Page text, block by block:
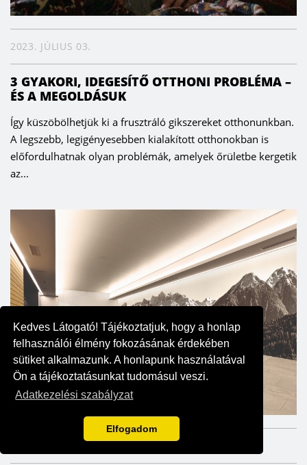
Kedves Látogató! Tájékoztatjuk, hogy a honlap
felhasználói élmény fokozásának érdekében
sütiket alkalmazunk. A honlapunk használatával
Ön a tájékoztatásunkat tudomásul veszi.
Adatkezelési szabályzat
Elfogadom
2023. JÚLIUS 03.
3 GYAKORI, IDEGESÍTŐ OTTHONI PROBLÉMA –
ÉS A MEGOLDÁSUK
Így küszöbölhetjük ki a frusztráló gikszereket otthonunkban.
A legszebb, legigényesebben kialakított otthonokban is
előfordulhatnak olyan problémák, amelyek őrületbe kergetik
az...
2023. JÚNIUS 21.